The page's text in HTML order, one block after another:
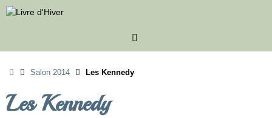
Passer
au
AccueilSalon 2014 Les Kennedy
Les Kennedy